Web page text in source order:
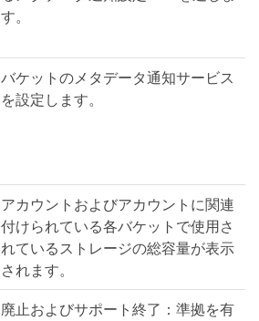
す。
バケットのメタデータ通知サービス
を設定します。
アカウントおよびアカウントに関連
付けられている各バケットで使用さ
れているストレージの総容量が表示
されます。
廃止およびサポート終了：準拠を有